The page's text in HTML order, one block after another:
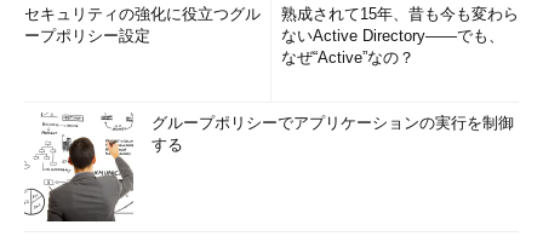
セキュリティの強化に役立つグル
ープポリシー設定
熟成されて15年、昔も今も変わら
ないActive Directory――でも、
なぜ“Active”なの？
グループポリシーでアプリケーションの実行を制御
する